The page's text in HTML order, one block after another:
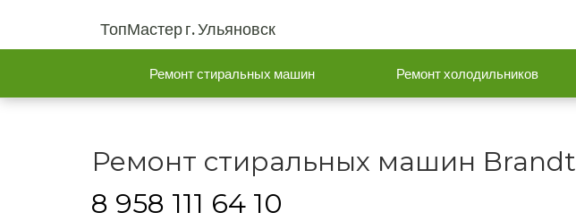
ТопМастер г. Ульяновск
Ремонт стиральных машин Ремонт холодильников
Ремонт стиральных машин Brandt
8 958 111 64 10